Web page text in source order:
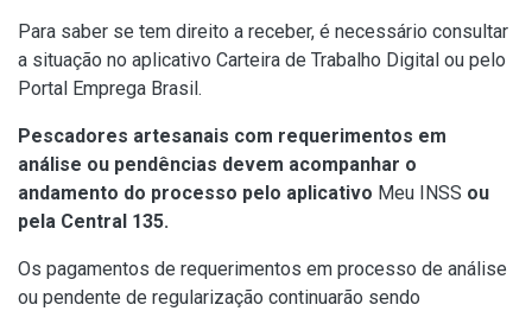
Para saber se tem direito a receber, é necessário consultar
a situação no aplicativo Carteira de Trabalho Digital ou pelo
Portal Emprega Brasil.
Pescadores artesanais com requerimentos em
análise ou pendências devem acompanhar o
andamento do processo pelo aplicativo Meu INSS ou
pela Central 135.
Os pagamentos de requerimentos em processo de análise
ou pendente de regularização continuarão sendo